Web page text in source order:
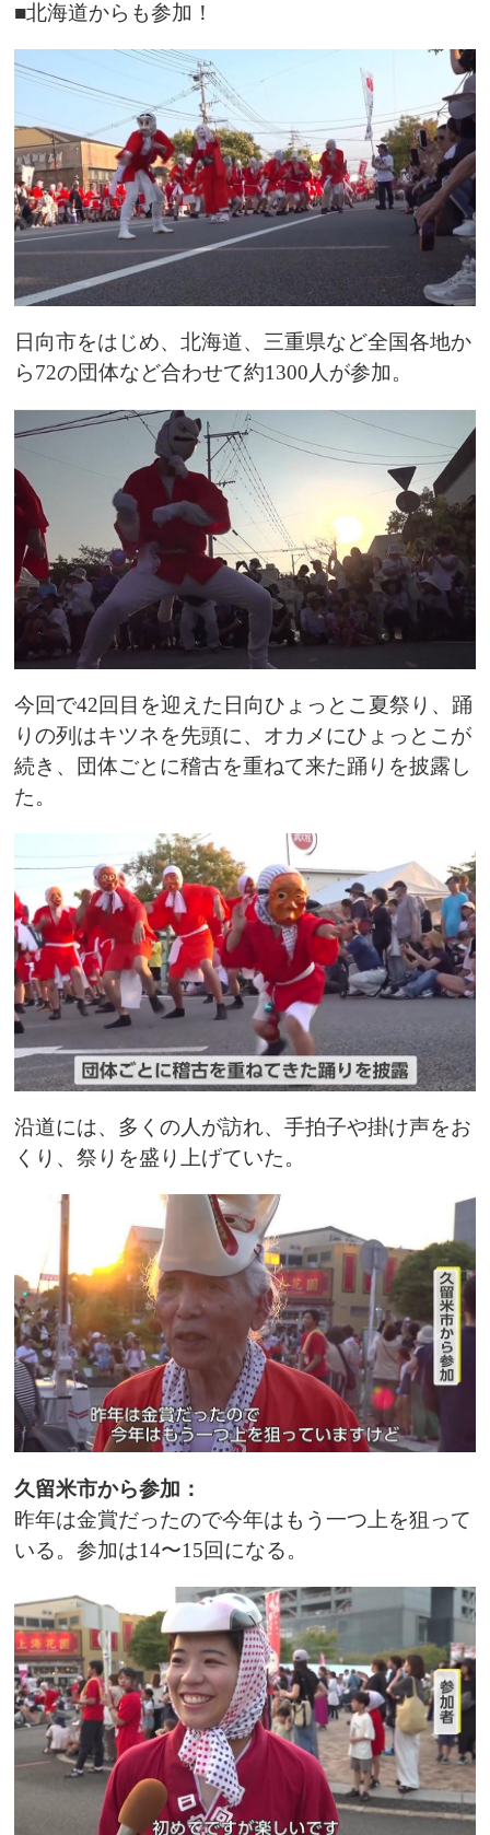
■北海道からも参加！
日向市をはじめ、北海道、三重県など全国各地か
ら72の団体など合わせて約1300人が参加。
今回で42回目を迎えた日向ひょっとこ夏祭り、踊
りの列はキツネを先頭に、オカメにひょっとこが
続き、団体ごとに稽古を重ねて来た踊りを披露し
た。
沿道には、多くの人が訪れ、手拍子や掛け声をお
くり、祭りを盛り上げていた。
久留米市から参加：
昨年は金賞だったので今年はもう一つ上を狙って
いる。参加は14〜15回になる。